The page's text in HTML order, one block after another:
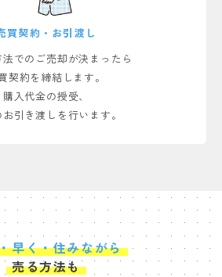
2丁目の一棟中古アパート ご成約しました
2丁目の土地 ご成約しました
目の土地 ご成約しました
買契約・お引渡し
でのご売却が決まったら
契約を締結します。
購入代金の授受、
引き渡しを行います。
早く・住みながら
売る方法も